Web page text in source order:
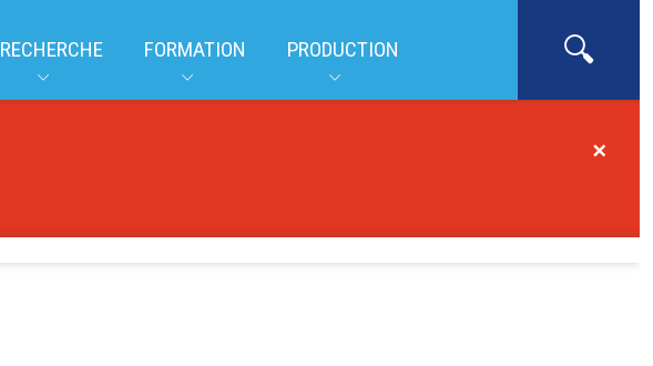
RECHERCHE FORMATION PRODUCTION
×